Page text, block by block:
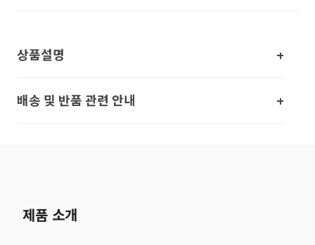
상품설명
배송 및 반품 관련 안내
제품 소개